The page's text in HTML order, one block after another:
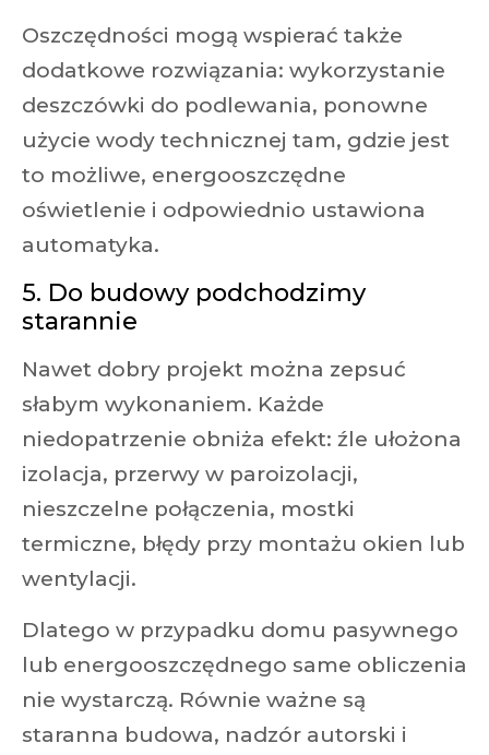
Oszczędności mogą wspierać także
dodatkowe rozwiązania: wykorzystanie
deszczówki do podlewania, ponowne
użycie wody technicznej tam, gdzie jest
to możliwe, energooszczędne
oświetlenie i odpowiednio ustawiona
automatyka.
5. Do budowy podchodzimy
starannie
Nawet dobry projekt można zepsuć
słabym wykonaniem. Każde
niedopatrzenie obniża efekt: źle ułożona
izolacja, przerwy w paroizolacji,
nieszczelne połączenia, mostki
termiczne, błędy przy montażu okien lub
wentylacji.
Dlatego w przypadku domu pasywnego
lub energooszczędnego same obliczenia
nie wystarczą. Równie ważne są
staranna budowa, nadzór autorski i